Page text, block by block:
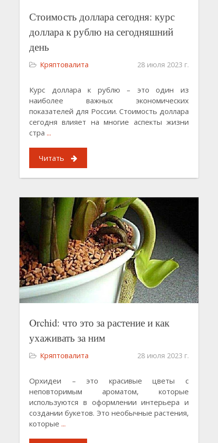
Стоимость доллара сегодня: курс
доллара к рублю на сегодняшний
день
Кряптовалита 28 июля 2023 г.
Курс доллара к рублю – это один из
наиболее важных экономических
показателей для России. Стоимость доллара
сегодня влияет на многие аспекты жизни
стра ...
Читать
Orchid: что это за растение и как
ухаживать за ним
Кряптовалита 28 июля 2023 г.
Орхидеи – это красивые цветы с
неповторимым ароматом, которые
используются в оформлении интерьера и
создании букетов. Это необычные растения,
которые ...